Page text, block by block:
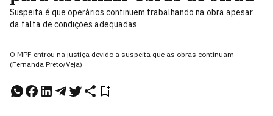
Suspeita é que operários continuem trabalhando na obra apesar
da falta de condições adequadas
O MPF entrou na justiça devido a suspeita que as obras continuam
(Fernanda Preto/Veja)